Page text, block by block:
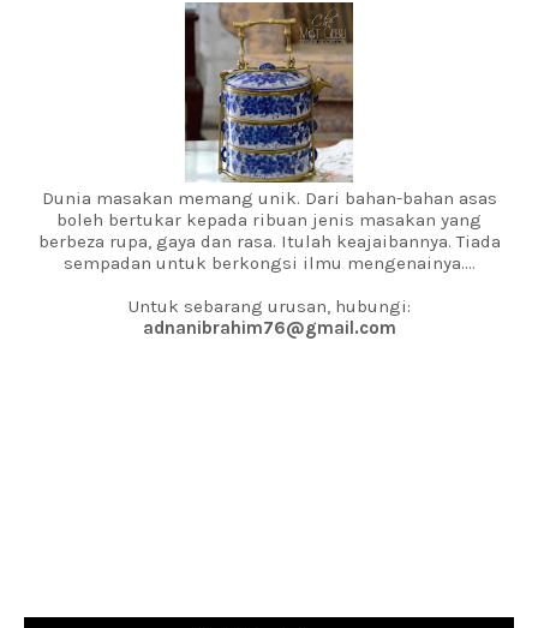
Dunia masakan memang unik. Dari bahan-bahan asas
boleh bertukar kepada ribuan jenis masakan yang
berbeza rupa, gaya dan rasa. Itulah keajaibannya. Tiada
sempadan untuk berkongsi ilmu mengenainya....
Untuk sebarang urusan, hubungi:
adnanibrahim76@gmail.com